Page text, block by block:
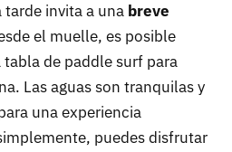
tarde invita a una breve
el muelle, es posible
de paddle surf para
Las aguas son tranquilas y
una experiencia
puedes disfrutar